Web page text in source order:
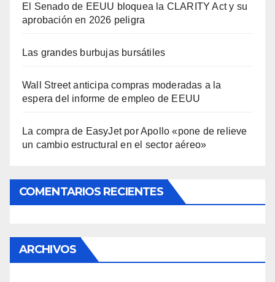
El Senado de EEUU bloquea la CLARITY Act y su
aprobación en 2026 peligra
Las grandes burbujas bursátiles
Wall Street anticipa compras moderadas a la
espera del informe de empleo de EEUU
La compra de EasyJet por Apollo «pone de relieve
un cambio estructural en el sector aéreo»
COMENTARIOS RECIENTES
ARCHIVOS